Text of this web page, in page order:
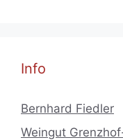
Info
Bernhard Fiedler
Weingut